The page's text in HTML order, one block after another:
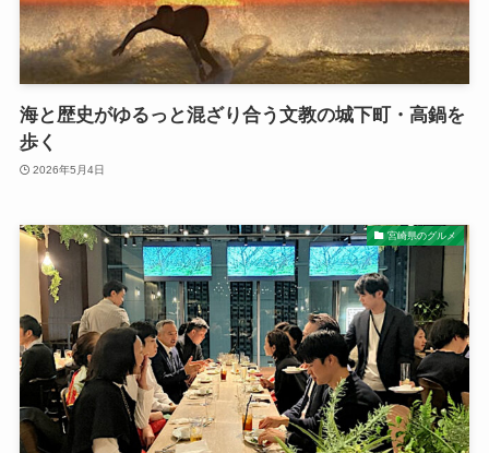
海と歴史がゆるっと混ざり合う文教の城下町・高鍋を
歩く
2026年5月4日
宮崎県のグルメ